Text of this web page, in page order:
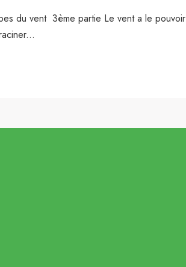
du vent 3ème partie Le vent a le pouvoir